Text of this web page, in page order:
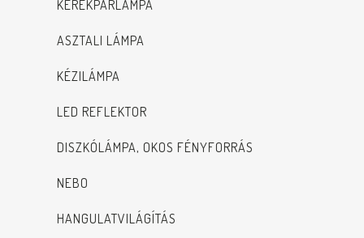
KERÉKPÁRLÁMPA
ASZTALI LÁMPA
KÉZILÁMPA
LED REFLEKTOR
DISZKÓLÁMPA, OKOS FÉNYFORRÁS
NEBO
HANGULATVILÁGÍTÁS